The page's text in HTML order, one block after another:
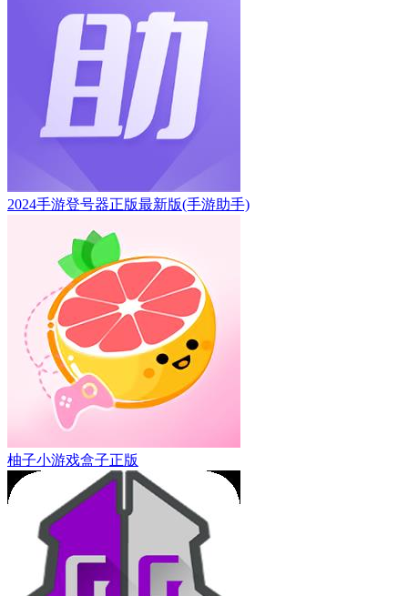
2024手游登号器正版最新版(手游助手)
柚子小游戏盒子正版